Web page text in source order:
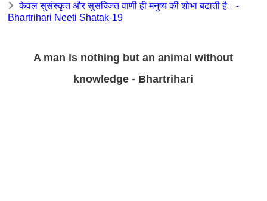
केवल सुसंस्कृत और सुसज्जित वाणी ही मनुष्य की शोभा बढाती है। -
Bhartrihari Neeti Shatak-19
A man is nothing but an animal without
knowledge - Bhartrihari